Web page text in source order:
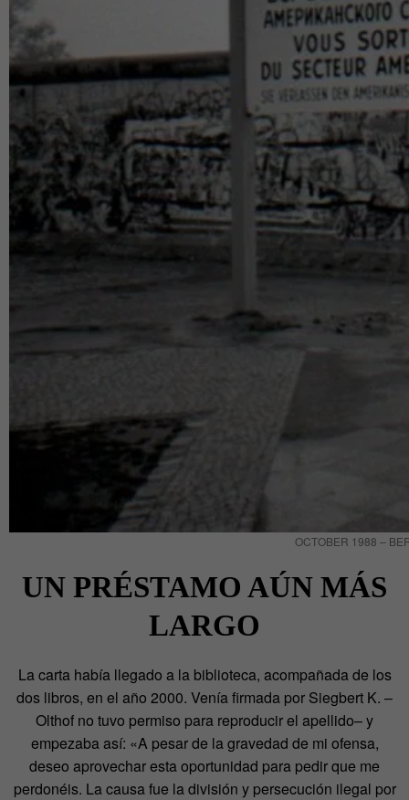
OCTOBER 1988 –
UN PRÉSTAMO AÚN MÁS
LARGO
La carta había llegado a la biblioteca, acompañada de los
dos libros, en el año 2000. Venía firmada por Siegbert K. –
Olthof no tuvo permiso para reproducir el apellido– y
empezaba así: «A pesar de la gravedad de mi ofensa,
deseo aprovechar esta oportunidad para pedir que me
perdonéis. La causa fue la división y persecución ilegal por